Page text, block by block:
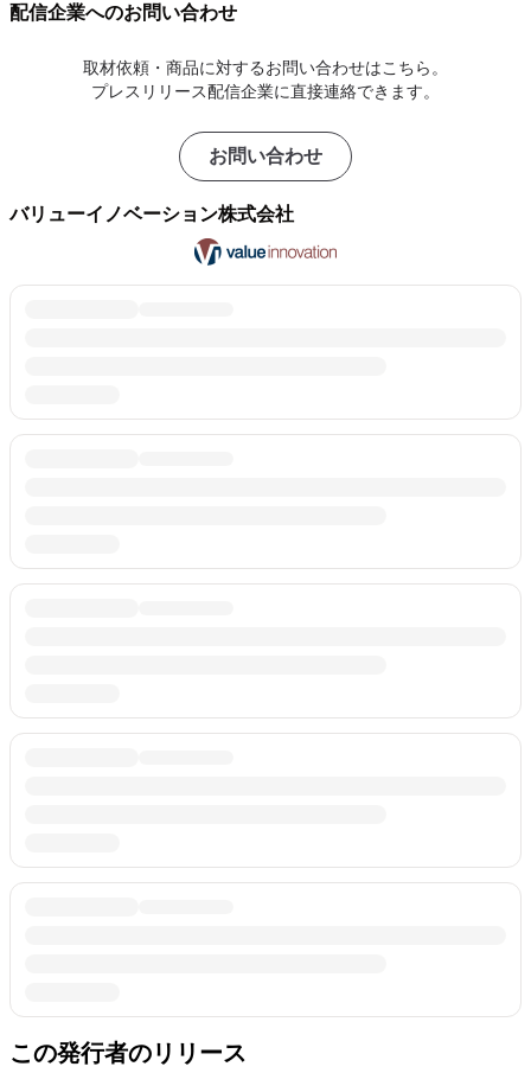
配信企業へのお問い合わせ
取材依頼・商品に対するお問い合わせはこちら。
プレスリリース配信企業に直接連絡できます。
お問い合わせ
バリューイノベーション株式会社
この発行者のリリース